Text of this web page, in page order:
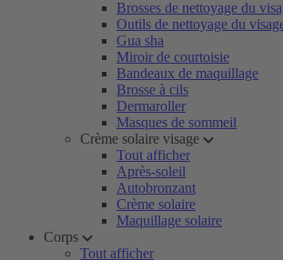
Brosses de nettoyage du
Outils de nettoyage du
Gua sha
Miroir de courtoisie
Bandeaux de maquillage
Brosse à cils
Dermaroller
Masques de sommeil
Crème solaire visage
Tout afficher
Après-soleil
Autobronzant
Crème solaire
Maquillage solaire
Corps
Tout afficher